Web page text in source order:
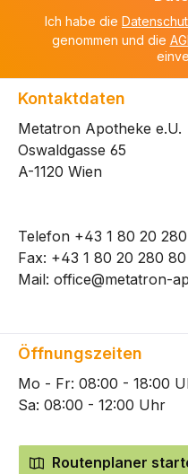
Ich habe die
genommen und die
Kontaktdaten
Metatron Apotheke e.U.
Oswaldgasse 65
A-1120 Wien
Telefon +43 1 80 20 280
Fax: +43 1 80 20 280 80
Mail: office@metatron-
Öffnungszeiten
Mo - Fr: 08:00 - 18:00
Sa: 08:00 - 12:00 Uhr
Routenplaner